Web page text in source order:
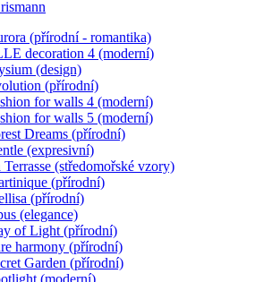
(přírodní - romantika)
decoration 4 (moderní)
(design)
(přírodní)
for walls 4 (moderní)
for walls 5 (moderní)
Dreams (přírodní)
(expresivní)
Terrasse (středomořské vzory)
(přírodní)
(přírodní)
(elegance)
of Light (přírodní)
harmony (přírodní)
Garden (přírodní)
(moderní)